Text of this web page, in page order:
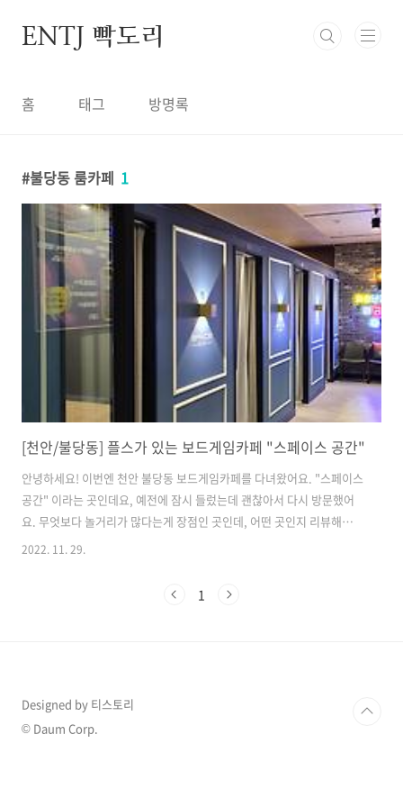
ENTJ 빡도리
홈 태그 방명록
불당동 룸카페 1
[천안/불당동] 플스가 있는 보드게임카페 "스페이스 공간"
안녕하세요! 이번엔 천안 불당동 보드게임카페를 다녀왔어요. "스페이스
공간" 이라는 곳인데요, 예전에 잠시 들렀는데 괜찮아서 다시 방문했어
요. 무엇보다 놀거리가 많다는게 장점인 곳인데, 어떤 곳인지 리뷰해볼게
요. 위치 및 영업시간 충남 천안시 서북구 불당33길 36 4층 스페이스공
24:00 목 11:30 - 24:00 금 11:30 - 24:00 토 11:00 - 새벽 02:00 일
2022. 11. 29.
1
Designed by 티스토리
© Daum Corp.